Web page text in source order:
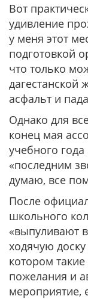
Вот
удивление
у меня этот
подготовкой
что только
дагестанской
асфальт и
Однако для
конец мая
учебного
«последним
думаю, все
После
школьного
«выпуливают
ходячую
котором
пожелания и
мероприятие,